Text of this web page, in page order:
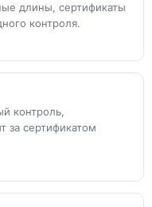
длины, сертификаты
контроля.
контроль,
за сертификатом